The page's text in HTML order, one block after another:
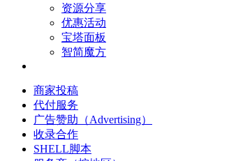
资源分享
优惠活动
宝塔面板
智简魔方
商家投稿
代付服务
广告赞助（Advertising）
收录合作
SHELL脚本